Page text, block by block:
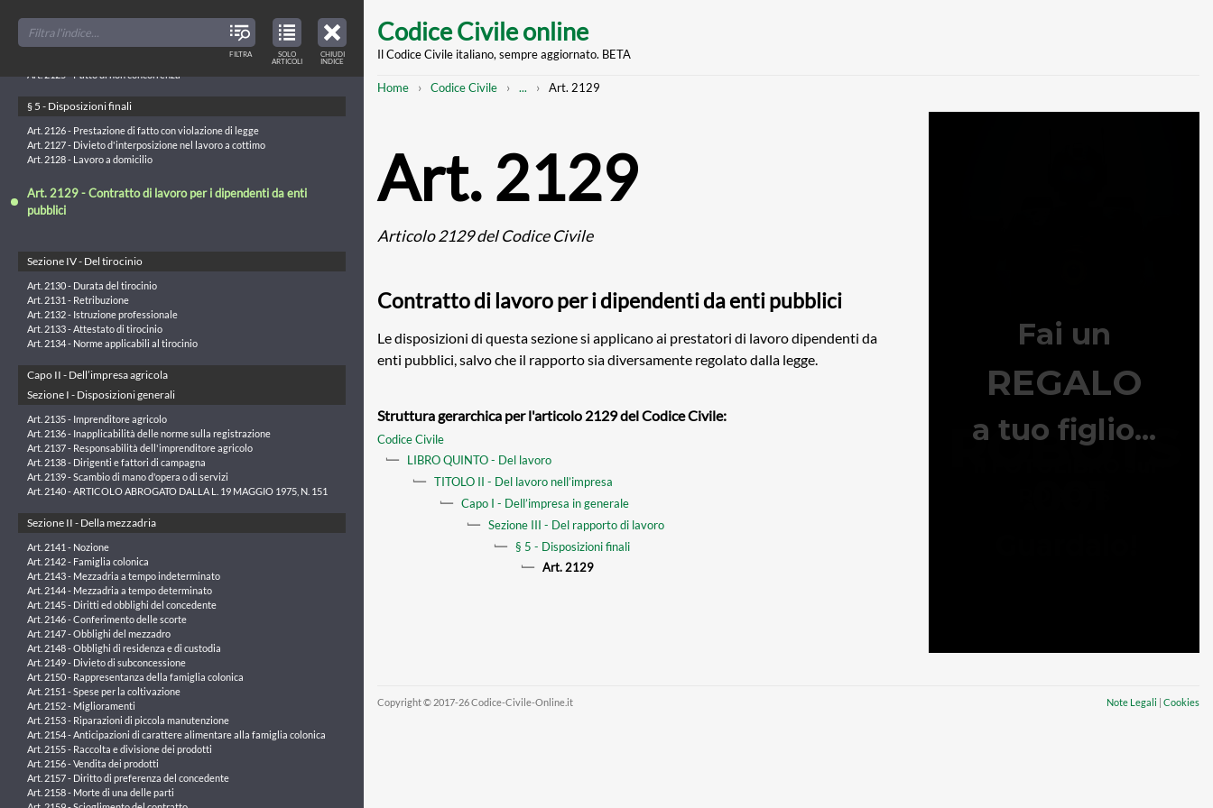
TABLE
OF
CONTENTS
CHIUDI
INDICE
main
Codice Civile online
Il Codice Civile italiano, sempre aggiornato. BETA
Breadcrumb
Home Codice Civile
Mostra
... Art. 2129
Art. 2129
Articolo 2129 del Codice Civile
Contratto di lavoro per i dipendenti da enti pubblici
Le disposizioni di questa sezione si applicano ai prestatori di lavoro dipendenti da
enti pubblici, salvo che il rapporto sia diversamente regolato dalla legge.
Struttura gerarchica per l'articolo 2129 del Codice Civile:
Codice Civile
LIBRO QUINTO - Del lavoro
TITOLO II - Del lavoro nell’impresa
Capo I - Dell’impresa in generale
Sezione III - Del rapporto di lavoro
§ 5 - Disposizioni finali
Art. 2129
Copyright © 2017-26 Codice-Civile-Online.it Note Legali | Cookies
TOC
TITLES
FILTRA
VIEW
ONLY
ARTICLES
IN
TABLE
SOLO
ARTICOLI
Art. 2121 - Computo dell'indennità di mancato preavviso
Art. 2122 - Indennità in caso di morte
Art. 2123 - Forme di previdenza
Art. 2125 - Patto di non concorrenza
§ 5 - Disposizioni finali
Art. 2126 - Prestazione di fatto con violazione di legge
Art. 2127 - Divieto d'interposizione nel lavoro a cottimo
Art. 2128 - Lavoro a domicilio
Art. 2129 - Contratto di lavoro per i dipendenti da enti
pubblici
Sezione IV - Del tirocinio
Art. 2130 - Durata del tirocinio
Art. 2131 - Retribuzione
Art. 2132 - Istruzione professionale
Art. 2133 - Attestato di tirocinio
Art. 2134 - Norme applicabili al tirocinio
Capo II - Dell’impresa agricola
Sezione I - Disposizioni generali
Art. 2135 - Imprenditore agricolo
Art. 2136 - Inapplicabilità delle norme sulla registrazione
Art. 2137 - Responsabilità dell'imprenditore agricolo
Art. 2138 - Dirigenti e fattori di campagna
Art. 2139 - Scambio di mano d'opera o di servizi
Art. 2140 - ARTICOLO ABROGATO DALLA L. 19 MAGGIO 1975, N. 151
Sezione II - Della mezzadria
Art. 2141 - Nozione
Art. 2142 - Famiglia colonica
Art. 2143 - Mezzadria a tempo indeterminato
Art. 2144 - Mezzadria a tempo determinato
Art. 2145 - Diritti ed obblighi del concedente
Art. 2146 - Conferimento delle scorte
Art. 2147 - Obblighi del mezzadro
Art. 2148 - Obblighi di residenza e di custodia
Art. 2149 - Divieto di subconcessione
Art. 2150 - Rappresentanza della famiglia colonica
Art. 2151 - Spese per la coltivazione
Art. 2152 - Miglioramenti
Art. 2153 - Riparazioni di piccola manutenzione
Art. 2154 - Anticipazioni di carattere alimentare alla famiglia colonica
Art. 2155 - Raccolta e divisione dei prodotti
Art. 2156 - Vendita dei prodotti
Art. 2157 - Diritto di preferenza del concedente
Art. 2158 - Morte di una delle parti